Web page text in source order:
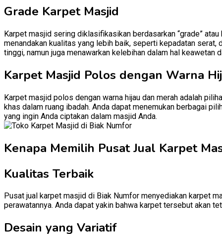
Grade Karpet Masjid
Karpet masjid sering diklasifikasikan berdasarkan “grade”
menandakan kualitas yang lebih baik, seperti kepadatan
tinggi, namun juga menawarkan kelebihan dalam hal keawetan
Karpet Masjid Polos dengan Warna
Karpet masjid polos dengan warna hijau dan merah adalah
khas dalam ruang ibadah. Anda dapat menemukan berbagai
yang ingin Anda ciptakan dalam masjid Anda.
Kenapa Memilih Pusat Jual Karpet
Kualitas Terbaik
Pusat jual karpet masjid di Biak Numfor menyediakan karpet
perawatannya. Anda dapat yakin bahwa karpet tersebut akan
Desain yang Variatif